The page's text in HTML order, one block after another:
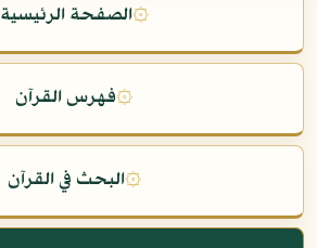
۞الصفحة الرئيسية
۞فهرس القرآن
۞البحث في القرآن